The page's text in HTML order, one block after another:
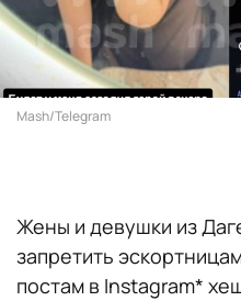
Mash/Telegram
Жены и девушки из
запретить
постам в Instagram*